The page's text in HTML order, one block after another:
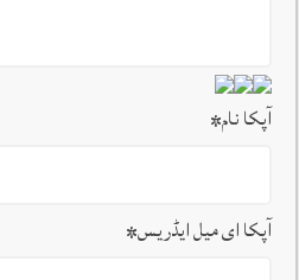
آپکا نام*
آپکا ای میل ایڈریس*